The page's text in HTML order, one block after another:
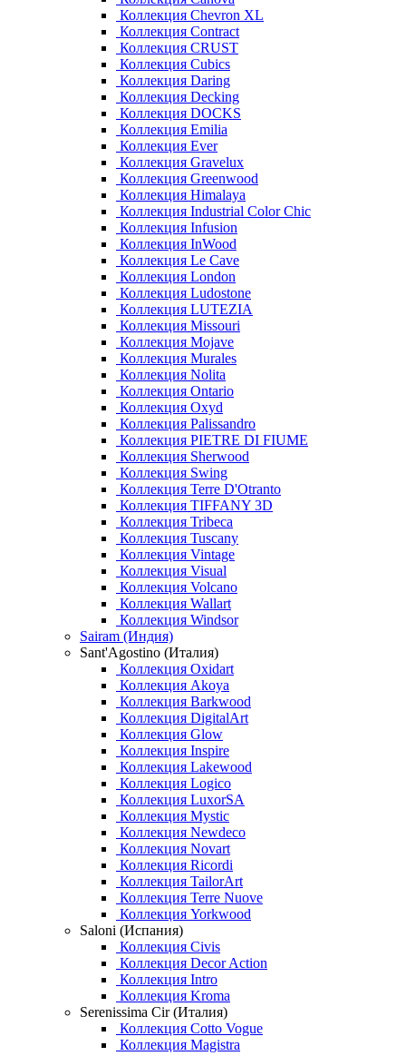
Коллекция Chevron XL
Коллекция Contract
Коллекция CRUST
Коллекция Cubics
Коллекция Daring
Коллекция Decking
Коллекция DOCKS
Коллекция Emilia
Коллекция Ever
Коллекция Gravelux
Коллекция Greenwood
Коллекция Himalaya
Коллекция Industrial Color Chic
Коллекция Infusion
Коллекция InWood
Коллекция Le Cave
Коллекция London
Коллекция Ludostone
Коллекция LUTEZIA
Коллекция Missouri
Коллекция Mojave
Коллекция Murales
Коллекция Nolita
Коллекция Ontario
Коллекция Oxyd
Коллекция Palissandro
Коллекция PIETRE DI FIUME
Коллекция Sherwood
Коллекция Swing
Коллекция Terre D'Otranto
Коллекция TIFFANY 3D
Коллекция Tribeca
Коллекция Tuscany
Коллекция Vintage
Коллекция Visual
Коллекция Volcano
Коллекция Wallart
Коллекция Windsor
Sairam (Индия)
Sant'Agostino (Италия)
Коллекция Oxidart
Коллекция Akoya
Коллекция Barkwood
Коллекция DigitalArt
Коллекция Glow
Коллекция Inspire
Коллекция Lakewood
Коллекция Logico
Коллекция LuxorSA
Коллекция Mystic
Коллекция Newdeco
Коллекция Novart
Коллекция Ricordi
Коллекция TailorArt
Коллекция Terre Nuove
Коллекция Yorkwood
Saloni (Испания)
Коллекция Civis
Коллекция Decor Action
Коллекция Intro
Коллекция Kroma
Serenissima Cir (Италия)
Коллекция Cotto Vogue
Коллекция Magistra